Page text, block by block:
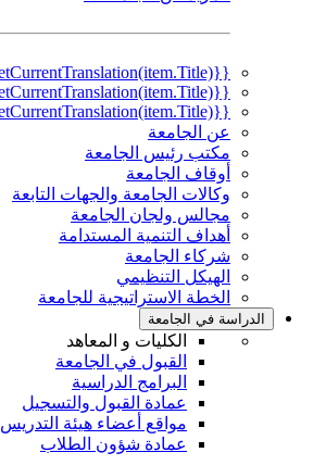
{{mmc.getCurrentTranslation(item.Title)}}
{{mmc.getCurrentTranslation(item.Title)}}
{{mmc.getCurrentTranslation(item.Title)}}
عن الجامعة
مكتب رئيس الجامعة
أوقاف الجامعة
وكالات الجامعة والجهات التابعة
مجالس ولجان الجامعة
أهداف التنمية المستدامة
شركاء الجامعة
الهيكل التنظيمي
الخطة الاستراتيجية للجامعة
الدراسة في الجامعة
الكليات و المعاهد
القبول في الجامعة
البرامج الدراسية
عمادة القبول والتسجيل
مواقع أعضاء هيئة التدريس
عمادة شؤون الطلاب